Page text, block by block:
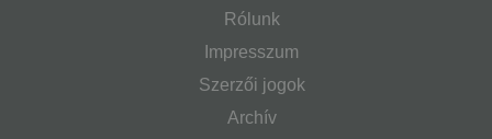
Rólunk
Impresszum
Szerzői jogok
Archív